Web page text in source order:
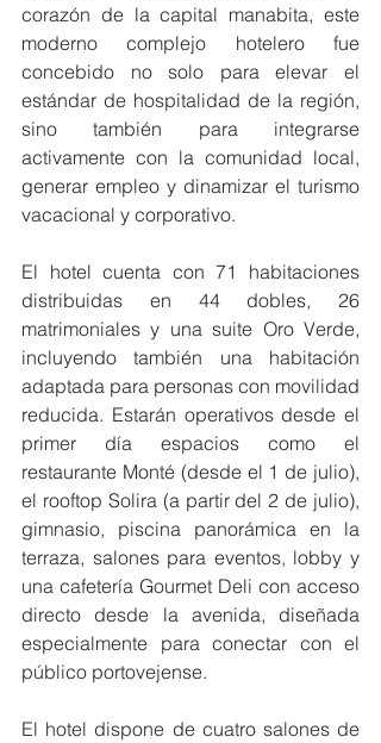
corazón de la capital manabita, este
moderno complejo hotelero fue
concebido no solo para elevar el
estándar de hospitalidad de la región,
sino también para integrarse
activamente con la comunidad local,
generar empleo y dinamizar el turismo
vacacional y corporativo.
El hotel cuenta con 71 habitaciones
distribuidas en 44 dobles, 26
matrimoniales y una suite Oro Verde,
incluyendo también una habitación
adaptada para personas con movilidad
reducida. Estarán operativos desde el
primer día espacios como el
restaurante Monté (desde el 1 de julio),
el rooftop Solira (a partir del 2 de julio),
gimnasio, piscina panorámica en la
terraza, salones para eventos, lobby y
una cafetería Gourmet Deli con acceso
directo desde la avenida, diseñada
especialmente para conectar con el
público portovejense.
El hotel dispone de cuatro salones de